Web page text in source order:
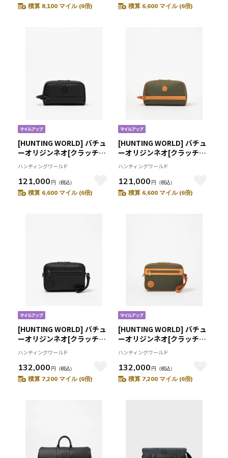
積算 8,100 マイル (6倍) 積算 6,600 マイル (6倍)
[HUNTING WORLD] バチュ
ーオリジンネオ[クラッチバ
ッグ6907BON]ブラック
6109082908
ハンティングワールド
121,000 円 （税込）
積算 6,600 マイル (6倍)
[HUNTING WORLD] バチュ
ーオリジンネオ[クラッチバ
ッグ6907BON]グリーン
6109081055
ハンティングワールド
121,000 円 （税込）
積算 6,600 マイル (6倍)
[HUNTING WORLD] バチュ
ーオリジンネオ[クラッチバ
ッグ1521BON]ブラック
6109082508
ハンティングワールド
132,000 円 （税込）
積算 7,200 マイル (6倍)
[HUNTING WORLD] バチュ
ーオリジンネオ[クラッチバ
ッグ1521BON]グリーン
6109081155
ハンティングワールド
132,000 円 （税込）
積算 7,200 マイル (6倍)